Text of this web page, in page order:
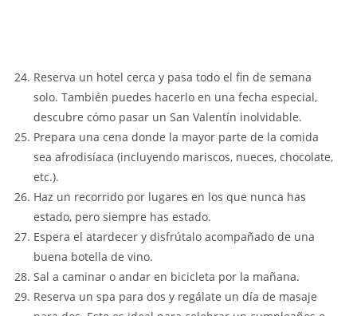
Reserva un hotel cerca y pasa todo el fin de semana
solo. También puedes hacerlo en una fecha especial,
descubre cómo pasar un San Valentín inolvidable.
Prepara una cena donde la mayor parte de la comida
sea afrodisíaca (incluyendo mariscos, nueces, chocolate,
etc.).
Haz un recorrido por lugares en los que nunca has
estado, pero siempre has estado.
Espera el atardecer y disfrútalo acompañado de una
buena botella de vino.
Sal a caminar o andar en bicicleta por la mañana.
Reserva un spa para dos y regálate un día de masaje